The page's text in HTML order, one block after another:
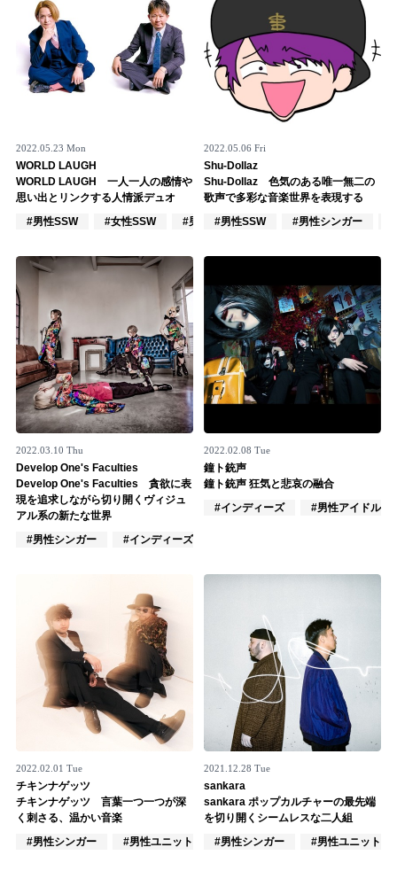
2022.05.23 Mon
WORLD LAUGH
WORLD LAUGH 一人一人の感情や
思い出とリンクする人情派デュオ
#男性SSW
#女性SSW #男性シンガー
2022.05.06 Fri
Shu-Dollaz
Shu-Dollaz 色気のある唯一無二の
歌声で多彩な音楽世界を表現する
#男性SSW
#男性シンガー
2022.03.10 Thu
Develop One's Faculties
Develop One's Faculties 貪欲に表
現を追求しながら切り開くヴィジュ
アル系の新たな世界
#男性シンガー
#インディーズ
2022.02.08 Tue
鐘ト銃声
鐘ト銃声 狂気と悲哀の融合
#インディーズ
#男性アイドル
2022.02.01 Tue
チキンナゲッツ
チキンナゲッツ 言葉一つ一つが深
く刺さる、温かい音楽
#男性シンガー
#男性ユニット #楽器奏者
2021.12.28 Tue
sankara
sankara ポップカルチャーの最先端
を切り開くシームレスな二人組
#男性シンガー
#男性ユニット